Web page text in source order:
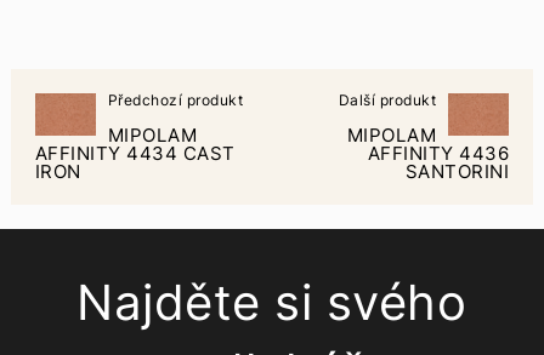
Předchozí produkt
MIPOLAM
AFFINITY 4434 CAST
IRON
Další produkt
MIPOLAM
AFFINITY 4436
SANTORINI
Najděte si svého